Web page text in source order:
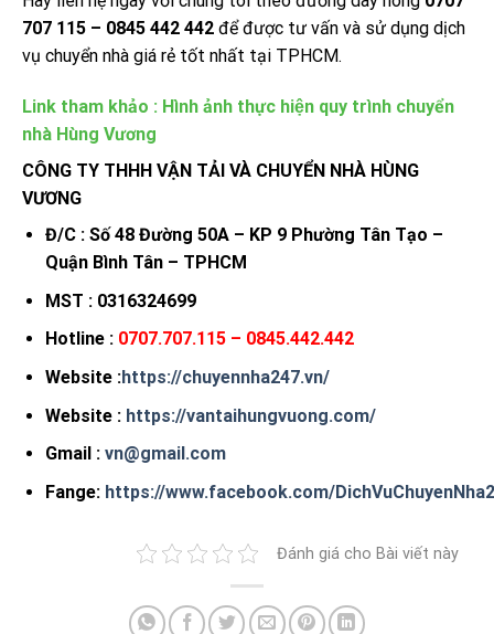
707 115 – 0845 442 442 để được tư vấn và sử dụng dịch
vụ chuyển nhà giá rẻ tốt nhất tại TPHCM.
Link tham khảo : Hình ảnh thực hiện quy trình chuyển
nhà Hùng Vương
CÔNG TY THHH VẬN TẢI VÀ CHUYỂN NHÀ HÙNG
VƯƠNG
Đ/C : Số 48 Đường 50A – KP 9 Phường Tân Tạo –
Quận Bình Tân – TPHCM
MST : 0316324699
Hotline : 0707.707.115 – 0845.442.442
Website :https://chuyennha247.vn/
Website : https://vantaihungvuong.com/
Gmail : vn@gmail.com
Fange: https://www.facebook.com/
Đánh giá cho Bài viết này